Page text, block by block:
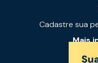
Cadastre sua
Mais